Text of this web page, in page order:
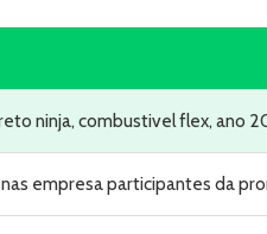
ninja, combustivel flex, ano
empresa participantes da